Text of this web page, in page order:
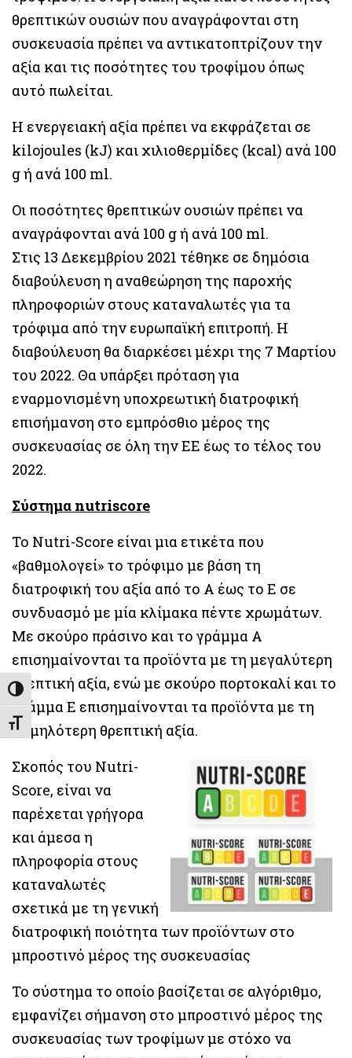
Εναλλαγή Υψηλής Αντίθεσης
Εναλλαγή Μεγέθους Γραμμάτων
θρεπτικών ουσιών που αναγράφονται στη
συσκευασία πρέπει να αντικατοπτρίζουν την
αξία και τις ποσότητες του τροφίμου όπως
αυτό πωλείται.
Η ενεργειακή αξία πρέπει να εκφράζεται σε
kilojoules (kJ) και χιλιοθερμίδες (kcal) ανά 100
g ή ανά 100 ml.
Οι ποσότητες θρεπτικών ουσιών πρέπει να
αναγράφονται ανά 100 g ή ανά 100 ml.
Στις 13 Δεκεμβρίου 2021 τέθηκε σε δημόσια
διαβούλευση η αναθεώρηση της παροχής
πληροφοριών στους καταναλωτές για τα
τρόφιμα από την ευρωπαϊκή επιτροπή. Η
διαβούλευση θα διαρκέσει μέχρι της 7 Μαρτίου
του 2022. Θα υπάρξει πρόταση για
εναρμονισμένη υποχρεωτική διατροφική
επισήμανση στο εμπρόσθιο μέρος της
συσκευασίας σε όλη την ΕΕ έως το τέλος του
2022.
Σύστημα nutriscore
Το Nutri-Score είναι μια ετικέτα που
«βαθμολογεί» το τρόφιμο με βάση τη
διατροφική του αξία από το Α έως το Ε σε
συνδυασμό με μία κλίμακα πέντε χρωμάτων.
Με σκούρο πράσινο και το γράμμα Α
επισημαίνονται τα προϊόντα με τη μεγαλύτερη
θρεπτική αξία, ενώ με σκούρο πορτοκαλί και το
γράμμα Ε επισημαίνονται τα προϊόντα με τη
χαμηλότερη θρεπτική αξία.
Σκοπός του Nutri-
Score, είναι να
παρέχεται γρήγορα
και άμεσα η
πληροφορία στους
καταναλωτές
σχετικά με τη γενική
διατροφική ποιότητα των προϊόντων στο
μπροστινό μέρος της συσκευασίας
Το σύστημα το οποίο βασίζεται σε αλγόριθμο,
εμφανίζει σήμανση στο μπροστινό μέρος της
συσκευασίας των τροφίμων με στόχο να